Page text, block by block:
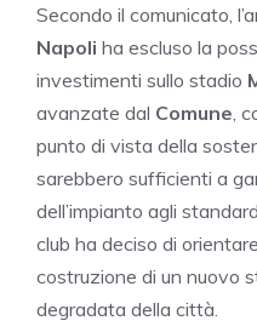
Secondo il comunicato,
Napoli ha escluso la
investimenti sullo stadio
avanzate dal Comune ,
punto di vista della
sarebbero sufficienti a
dell’impianto agli
club ha deciso di
costruzione di un nuovo
degradata della città.